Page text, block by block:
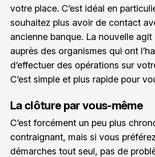
votre place. C’est idéal en
souhaitez plus avoir de contact
ancienne banque. La nouvelle
auprès des organismes qui ont
d’effectuer des opérations sur
C’est simple et plus rapide pour
La clôture par vous-même
C’est forcément un peu plus
contraignant, mais si vous
démarches tout seul, pas de